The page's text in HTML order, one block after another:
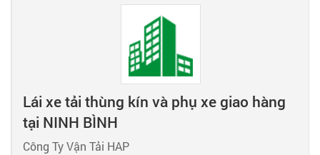
Lái xe tải thùng kín và phụ xe giao hàng
tại NINH BÌNH
Công Ty Vận Tải HAP